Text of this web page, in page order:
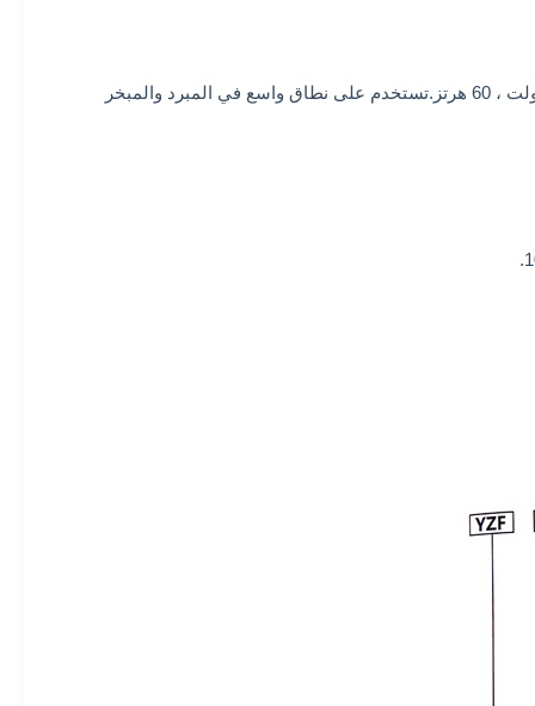
محركات سلسلة YZF عبارة عن محركات قطبية مظللة ذات مرحلة واحدة ، 4 أقطاب وتعمل بجهد مقدر 220-240 فولت ، 50/60 هرتز أو 110 فولت ، 60 هرتز.تستخدم على نطاق واسع في المبرد والمبخر